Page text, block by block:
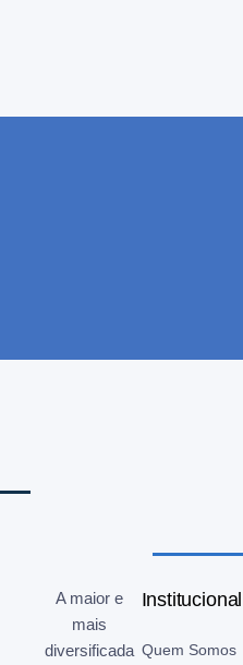
A maior e
mais
diversificada
Institucional
Quem Somos